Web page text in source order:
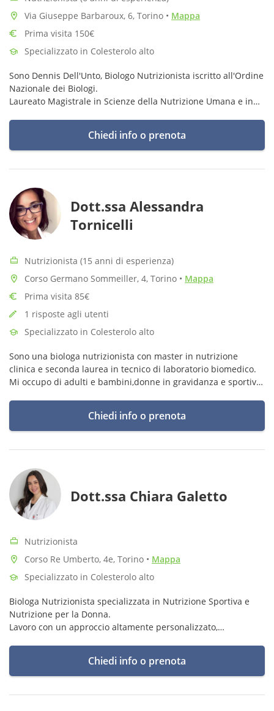
Via Giuseppe Barbaroux, 6, Torino • Mappa
Prima visita 150€
Specializzato in Colesterolo alto
Sono Dennis Dell'Unto, Biologo Nutrizionista iscritto all'Ordine
Nazionale dei Biologi.
Laureato Magistrale in Scienze della Nutrizione Umana e in
Chiedi info o prenota
Dott.ssa Alessandra
Tornicelli
Nutrizionista (15 anni di esperienza)
Corso Germano Sommeiller, 4, Torino • Mappa
Prima visita 85€
1 risposte agli utenti
Specializzato in Colesterolo alto
Sono una biologa nutrizionista con master in nutrizione
clinica e seconda laurea in tecnico di laboratorio biomedico.
Mi occupo di adulti e bambini,donne in gravidanza e sportivi!
Chiedi info o prenota
Dott.ssa Chiara Galetto
Nutrizionista
Corso Re Umberto, 4e, Torino • Mappa
Specializzato in Colesterolo alto
Biologa Nutrizionista specializzata in Nutrizione Sportiva e
Nutrizione per la Donna.
Lavoro con un approccio altamente personalizzato,
Chiedi info o prenota